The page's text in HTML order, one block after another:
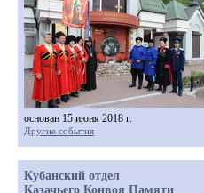
основан 15 июня 2018 г.
Другие события
Кубанский отдел
Казачьего Конвоя Памяти